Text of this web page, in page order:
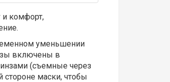
комфорт,
уменьшении
включены в
(съемные через
стороне маски, чтобы